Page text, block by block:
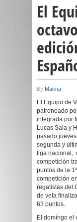
El
By Marina
El Equipo de
patroneado
integrada por
Lucas Sala y
pasado
segunda y
liga nacional,
competición
puntos de la
competición
regatistas del
de vela
63 puntos.
El domingo el